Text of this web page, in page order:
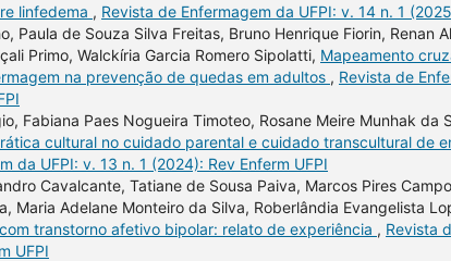
linfedema , Revista de Enfermagem da UFPI: v. 14 n. 1
Paula de Souza Silva Freitas, Bruno Henrique Fiorin, Renan
Primo, Walckíria Garcia Romero Sipolatti, Mapeamento
na prevenção de quedas em adultos , Revista de
Fabiana Paes Nogueira Timoteo, Rosane Meire Munhak da
cultural no cuidado parental e cuidado transcultural de
da UFPI: v. 13 n. 1 (2024): Rev Enferm UFPI
Cavalcante, Tatiane de Sousa Paiva, Marcos Pires
Maria Adelane Monteiro da Silva, Roberlândia Evangelista
transtorno afetivo bipolar: relato de experiência , Revista
UFPI